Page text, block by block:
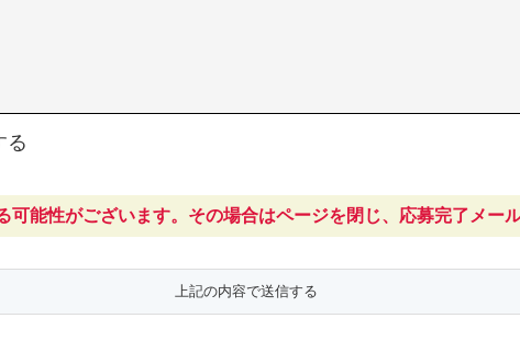
ください。
る
能性がございます。その場合はページを閉じ、応募完了メー